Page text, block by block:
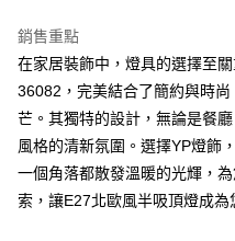
AFTEE先享後付
相關說明
【關於「AFTEE先享後付」】
AFTEE先享後付是「在收到商品之
便利好安心！
１．簡單：不需註冊會員、不需綁
２．便利：只要手機號碼，簡訊認
新竹貨運宅配
銷售重點
在家居裝飾中，燈具的選擇至
36082，完美結合了簡約與時
芒。其獨特的設計，無論是餐
風格的清新氛圍。選擇YP燈飾
一個角落都散發溫暖的光輝，
索，讓E27北歐風半吸頂燈成為